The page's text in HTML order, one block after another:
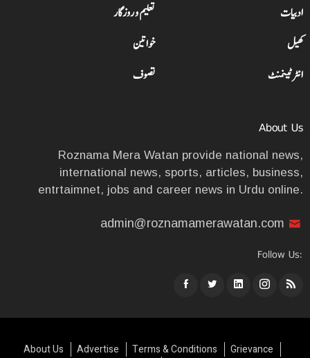
ادبیات
تعلیم و روزگار
کھیل
خواتین
انٹرٹینمنٹ
تصوف
About Us
Roznama Mera Watan provide national news,
international news, sports, articles, business,
entrtaimnet, jobs and career news in Urdu online.
admin@roznamamerawatan.com
Follow Us:
About Us Advertise Terms & Conditions
Grievance